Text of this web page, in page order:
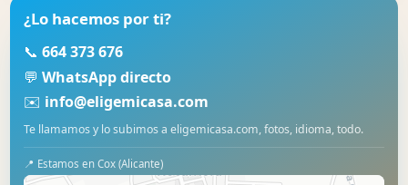
¿Lo hacemos por ti?
📞 664 373 676
💬 WhatsApp directo
✉️ info@eligemicasa.com
Te llamamos y lo subimos a eligemicasa.com, fotos, idioma, todo.
📍 Estamos en Cox (Alicante)